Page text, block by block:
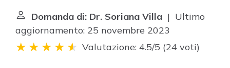
Domanda di: Dr. Soriana Villa | Ultimo
aggiornamento: 25 novembre 2023
Valutazione: 4.5/5 (24 voti)